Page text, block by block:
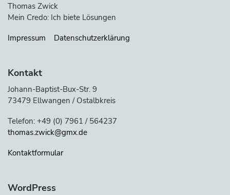
Thomas Zwick
Mein Credo: Ich biete Lösungen
Impressum
Datenschutzerklärung
Kontakt
Johann-Baptist-Bux-Str. 9
73479 Ellwangen / Ostalbkreis
Telefon: +49 (0) 7961 / 564237
thomas.zwick@gmx.de
Kontaktformular
WordPress